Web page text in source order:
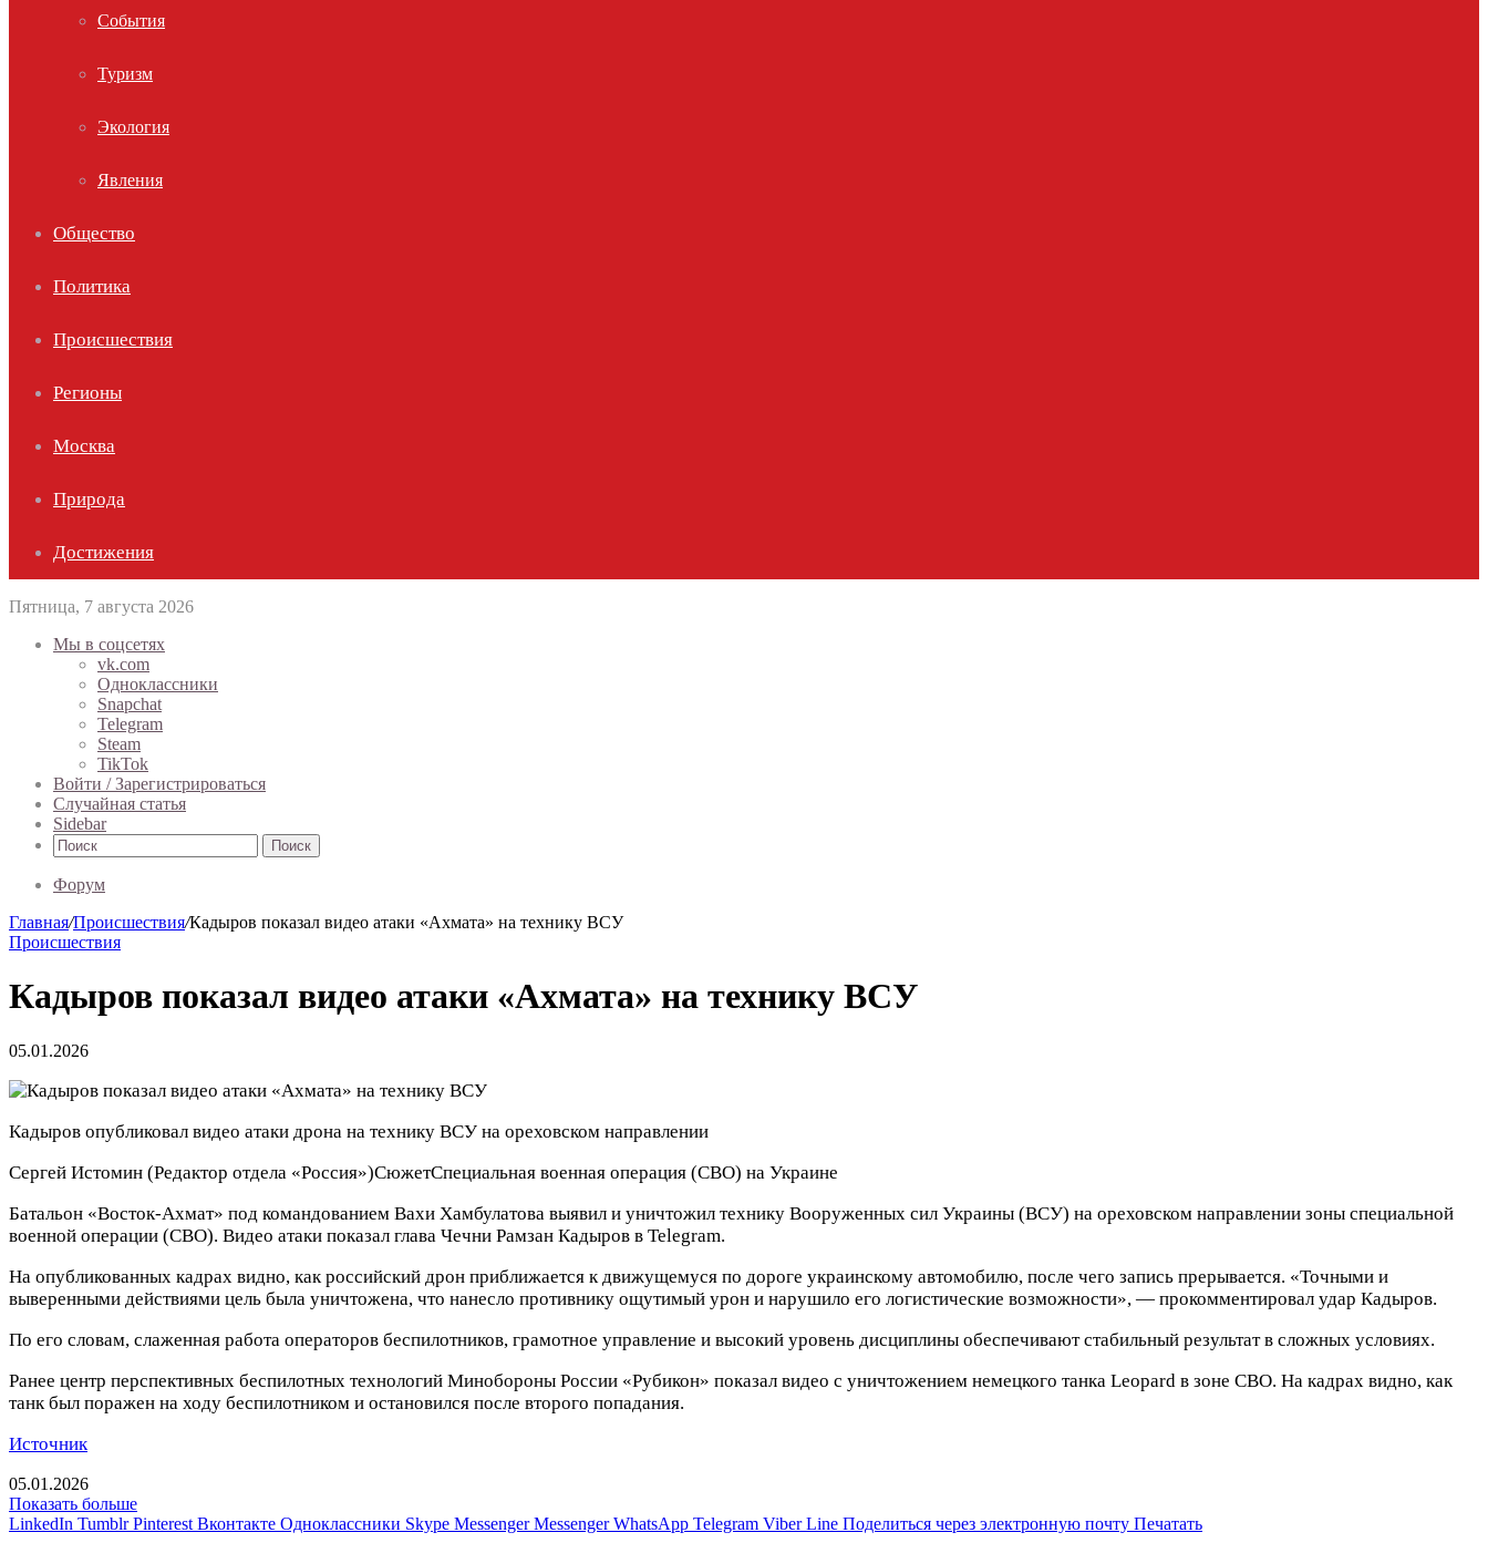
События
Туризм
Экология
Явления
Общество
Политика
Происшествия
Регионы
Москва
Природа
Достижения
Пятница, 7 августа 2026
Мы в соцсетях
vk.com
Одноклассники
Snapchat
Telegram
Steam
TikTok
Войти / Зарегистрироваться
Случайная статья
Sidebar
Поиск
Форум
Главная/Происшествия/Кадыров показал видео атаки «Ахмата» на технику ВСУ
Происшествия
Кадыров показал видео атаки «Ахмата» на технику ВСУ
05.01.2026
Кадыров опубликовал видео атаки дрона на технику ВСУ на ореховском направлении
Сергей Истомин (Редактор отдела «Россия»)СюжетСпециальная военная операция (СВО) на Украине
Батальон «Восток-Ахмат» под командованием Вахи Хамбулатова выявил и уничтожил технику Вооруженных сил Украины (ВСУ) на ореховском направлении зоны специальной
военной операции (СВО). Видео атаки показал глава Чечни Рамзан Кадыров в Telegram.
На опубликованных кадрах видно, как российский дрон приближается к движущемуся по дороге украинскому автомобилю, после чего запись прерывается. «Точными и
выверенными действиями цель была уничтожена, что нанесло противнику ощутимый урон и нарушило его логистические возможности», — прокомментировал удар Кадыров.
По его словам, слаженная работа операторов беспилотников, грамотное управление и высокий уровень дисциплины обеспечивают стабильный результат в сложных условиях.
Ранее центр перспективных беспилотных технологий Минобороны России «Рубикон» показал видео с уничтожением немецкого танка Leopard в зоне СВО. На кадрах видно, как
танк был поражен на ходу беспилотником и остановился после второго попадания.
Источник
05.01.2026
Показать больше
LinkedIn Tumblr Pinterest Вконтакте Одноклассники Skype Messenger Messenger WhatsApp Telegram Viber Line Поделиться через электронную почту Печатать